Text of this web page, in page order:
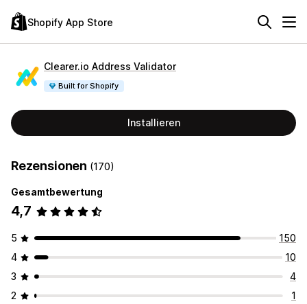
Shopify App Store
Clearer.io Address Validator
Built for Shopify
Installieren
Rezensionen (170)
Gesamtbewertung
4,7
5
150
4
10
3
4
2
1